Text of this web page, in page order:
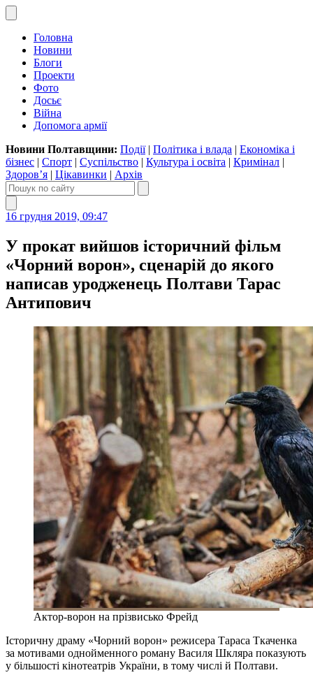
Головна
Новини
Блоги
Проекти
Фото
Досьє
Війна
Допомога армії
Новини Полтавщини: Події| Політика і влада | Економіка і
бізнес | Спорт | Суспільство | Культура і освіта | Кримінал |
Здоров’я | Цікавинки | Архів
16 грудня 2019, 09:47
У прокат вийшов історичний фільм
«Чорний ворон», сценарій до якого
написав уродженець Полтави Тарас
Антипович
Актор-ворон на прізвисько Фрейд
Історичну драму «Чорний ворон» режисера Тараса Ткаченка
за мотивами однойменного роману Василя Шкляра показують
у більшості кінотеатрів України, в тому числі й Полтави.